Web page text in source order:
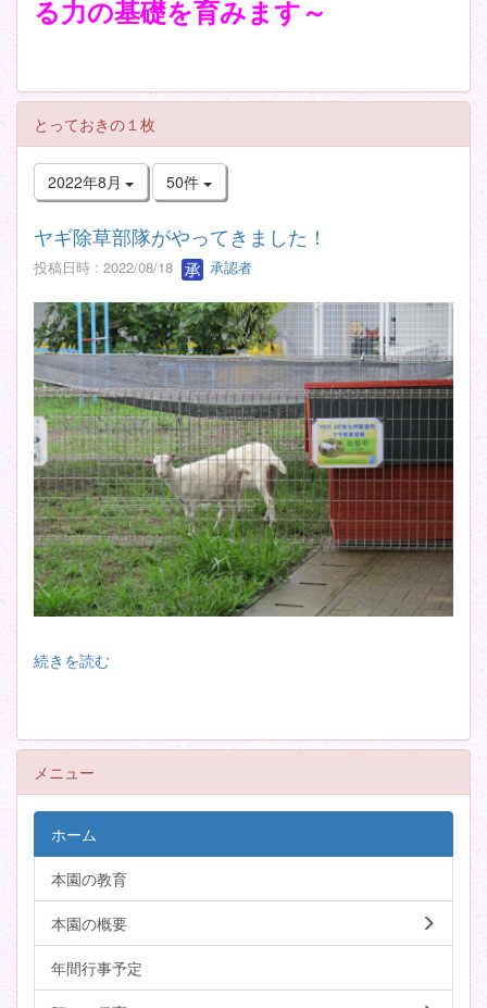
る力の基礎を育みます～
とっておきの１枚
2022年8月 50件
ヤギ除草部隊がやってきました！
投稿日時 : 2022/08/18 承認者
続きを読む
メニュー
ホーム
本園の教育
本園の概要
年間行事予定